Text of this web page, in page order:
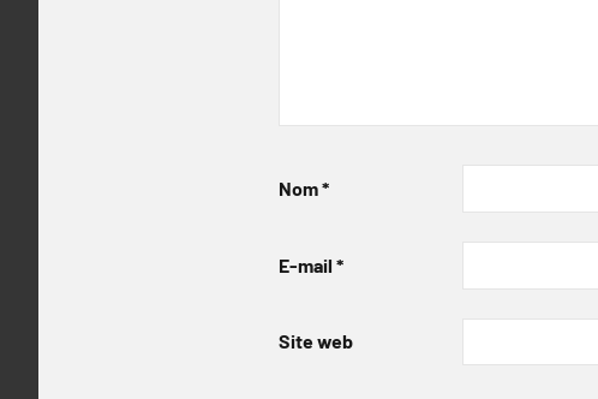
Nom*
E-mail *
Site web